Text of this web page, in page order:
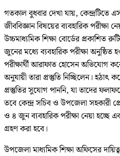
গতকাল বুধবার দেখা যায়, কেন্দ্রটিতে
জীববিজ্ঞান বিষয়ের ব্যবহারিক
উচ্চমাধ্যমিক শিক্ষা বোর্ডের প্রকাশিত
জুনের মধ্যে ব্যবহারিক পরীক্ষা অনুষ্ঠিত
পরীক্ষার্থী আরাফাত হোসেন অভিযোগ
অনুযায়ী তারা প্রস্তুতি নিচ্ছিলেন। হঠাৎ
প্রস্তুতির সুযোগ পাননি, যা তাদের
তবে কেন্দ্র সচিব ও উপজেলা সহকারী
ও ৪ জুন ব্যবহারিক পরীক্ষা নেয়া হচ্ছে
গ্রহণ করা হবে।
উপজেলা মাধ্যমিক শিক্ষা অফিসের